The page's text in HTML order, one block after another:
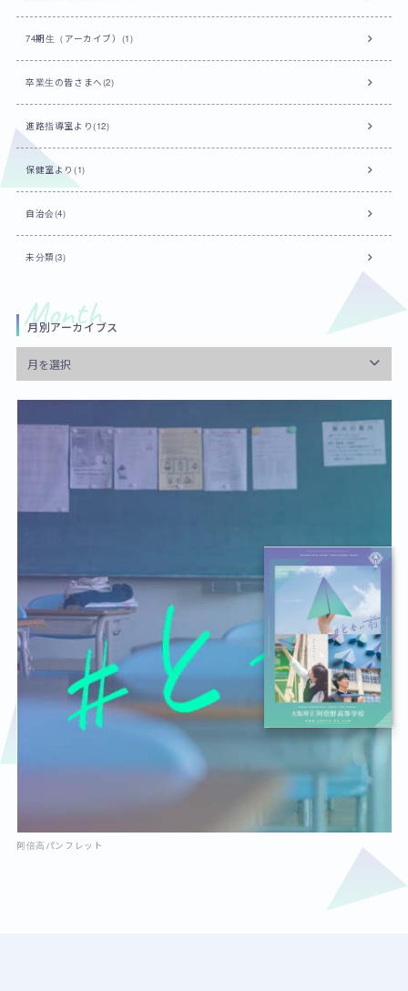
74期生（アーカイブ）(1)
卒業生の皆さまへ(2)
進路指導室より(12)
保健室より(1)
自治会(4)
未分類(3)
月別アーカイブス
阿倍高パンフレット